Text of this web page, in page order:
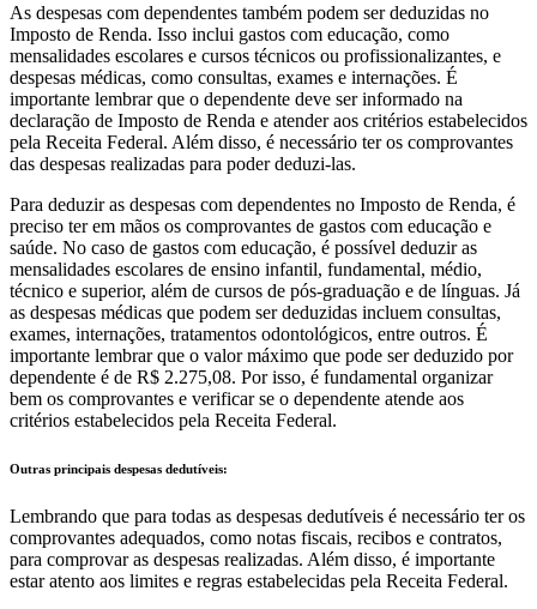
As despesas com dependentes também podem ser deduzidas no
Imposto de Renda. Isso inclui gastos com educação, como
mensalidades escolares e cursos técnicos ou profissionalizantes, e
despesas médicas, como consultas, exames e internações. É
importante lembrar que o dependente deve ser informado na
declaração de Imposto de Renda e atender aos critérios estabelecidos
pela Receita Federal. Além disso, é necessário ter os comprovantes
das despesas realizadas para poder deduzi-las.
Para deduzir as despesas com dependentes no Imposto de Renda, é
preciso ter em mãos os comprovantes de gastos com educação e
saúde. No caso de gastos com educação, é possível deduzir as
mensalidades escolares de ensino infantil, fundamental, médio,
técnico e superior, além de cursos de pós-graduação e de línguas. Já
as despesas médicas que podem ser deduzidas incluem consultas,
exames, internações, tratamentos odontológicos, entre outros. É
importante lembrar que o valor máximo que pode ser deduzido por
dependente é de R$ 2.275,08. Por isso, é fundamental organizar
bem os comprovantes e verificar se o dependente atende aos
critérios estabelecidos pela Receita Federal.
Outras principais despesas dedutíveis:
Lembrando que para todas as despesas dedutíveis é necessário ter os
comprovantes adequados, como notas fiscais, recibos e contratos,
para comprovar as despesas realizadas. Além disso, é importante
estar atento aos limites e regras estabelecidas pela Receita Federal.